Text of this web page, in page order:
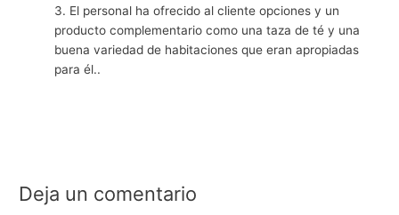
3. El personal ha ofrecido al cliente opciones y un
producto complementario como una taza de té y una
buena variedad de habitaciones que eran apropiadas
para él..
Deja un comentario